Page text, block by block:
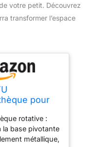
votre petit. Découvrez
transformer l’espace
pour
à 4
pour Livres
pour
rotative :
la base pivotante
métallique,